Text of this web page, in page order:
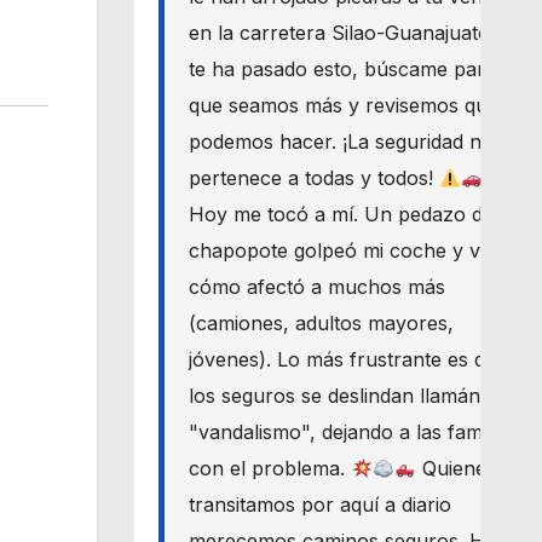
en la carretera Silao-Guanajuato? Si
te ha pasado esto, búscame para
que seamos más y revisemos qué
podemos hacer. ¡La seguridad nos
pertenece a todas y todos!
Hoy me tocó a mí. Un pedazo de
chapopote golpeó mi coche y vi
cómo afectó a muchos más
(camiones, adultos mayores,
jóvenes). Lo más frustrante es que
los seguros se deslindan llamándolo
"vandalismo", dejando a las familias
con el problema.
Quienes
transitamos por aquí a diario